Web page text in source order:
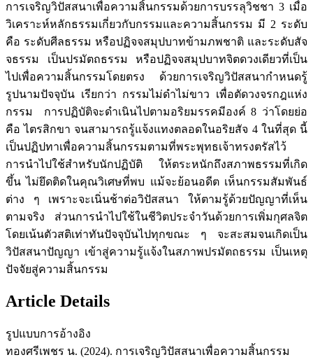
การเจริญวิปัสสนาเพื่อความสิ้นกรรมด้วยการบรรลุวิชชา 3 เมื่อ
วิเคราะห์หลักธรรมเกี่ยวกับกรรมและความสิ้นกรรม มี 2 ระดับ
คือ ระดับศีลธรรม หรือปฏิจจสมุปบาทข้ามภพชาติ และระดับสัจ
จธรรม เป็นปรมัตถธรรม หรือปฏิจจสมุปบาทจิตดวงเดียวที่เป็น
ไปเพื่อความสิ้นกรรมโดยตรง ด้วยการเจริญวิปัสสนากำหนดรู้
รูปนามปัจจุบัน เรียกว่า กรรมไม่ดำไม่ขาว เพื่อตัดวงจรกฎแห่ง
กรรม การปฏิบัติจะดำเนินไปตามอริยมรรคมีองค์ 8 ว่าโดยย่อ
คือ ไตรสิกขา จนสามารถรู้แจ้งแทงตลอดในอริยสัจ 4 ในที่สุด นี้
เป็นปฏิปทาเพื่อความสิ้นกรรมตามที่พระพุทธเจ้าทรงตรัสไว้
การนำไปใช้สำหรับนักปฏิบัติ ให้ตระหนักถึงสภาพธรรมที่เกิด
ขึ้น ไม่ยึดติดในคุณวิเศษที่พบ แม้จะย้อนอดีต เห็นกรรมสัมพันธ์
ต่าง ๆ เพราะจะเนิ่นช้าต่อวิปัสสนา ให้ตามรู้ด้วยปัญญาที่เห็น
ตามจริง ส่วนการนำไปใช้ในชีวิตประจำวันด้วยการเพิ่มกุศลจิต
โดยเน้นตัวสติเท่าทันปัจจุบันไปทุกขณะ ๆ จะสะสมจนเกิดเป็น
วิปัสสนาปัญญา เข้าสู่ความรู้แจ้งในสภาพปรมัตถธรรม เป็นเหตุ
ปัจจัยสู่ความสิ้นกรรม
Article Details
รูปแบบการอ้างอิง
ทองศรีเพชร น. (2024). การเจริญวิปัสสนาเพื่อความสิ้นกรรม